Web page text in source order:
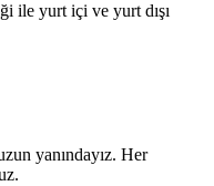
ile yurt içi ve yurt dışı
yanındayız. Her